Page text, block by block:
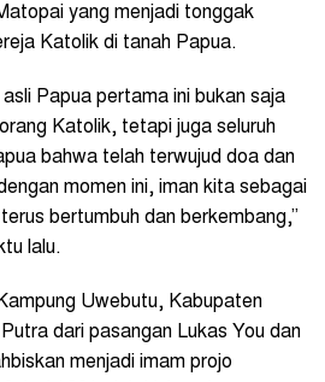
yang menjadi tonggak
Katolik di tanah Papua.
Papua pertama ini bukan saja
Katolik, tetapi juga seluruh
bahwa telah terwujud doa dan
momen ini, iman kita sebagai
bertumbuh dan berkembang,”
lalu.
Uwebutu, Kabupaten
dari pasangan Lukas You dan
menjadi imam projo